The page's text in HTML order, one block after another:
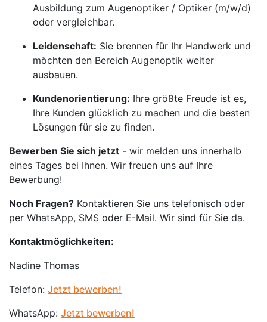
Ausbildung zum Augenoptiker / Optiker (m/w/d)
oder vergleichbar.
Leidenschaft: Sie brennen für Ihr Handwerk und
möchten den Bereich Augenoptik weiter
ausbauen.
Kundenorientierung: Ihre größte Freude ist es,
Ihre Kunden glücklich zu machen und die besten
Lösungen für sie zu finden.
Bewerben Sie sich jetzt - wir melden uns innerhalb
eines Tages bei Ihnen. Wir freuen uns auf Ihre
Bewerbung!
Noch Fragen? Kontaktieren Sie uns telefonisch oder
per WhatsApp, SMS oder E-Mail. Wir sind für Sie da.
Kontaktmöglichkeiten:
Nadine Thomas
Telefon: Jetzt bewerben!
WhatsApp: Jetzt bewerben!